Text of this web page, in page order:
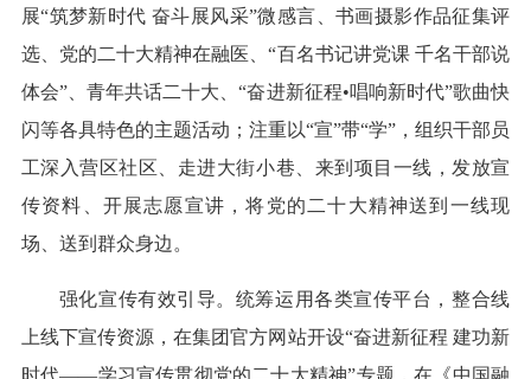
展“筑梦新时代 奋斗展风采”微感言、书画摄影作品征集评
选、党的二十大精神在融医、“百名书记讲党课 千名干部说
体会”、青年共话二十大、“奋进新征程•唱响新时代”歌曲快
闪等各具特色的主题活动；注重以“宣”带“学”，组织干部员
工深入营区社区、走进大街小巷、来到项目一线，发放宣
传资料、开展志愿宣讲，将党的二十大精神送到一线现
场、送到群众身边。
强化宣传有效引导。统筹运用各类宣传平台，整合线
上线下宣传资源，在集团官方网站开设“奋进新征程 建功新